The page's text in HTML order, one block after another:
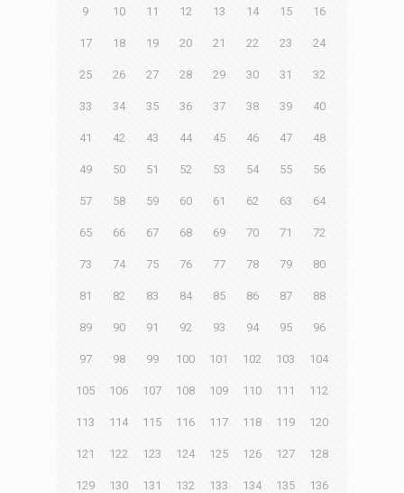
9 10 11 12 13 14 15 16
17 18 19 20 21 22 23 24
25 26 27 28 29 30 31 32
33 34 35 36 37 38 39 40
41 42 43 44 45 46 47 48
49 50 51 52 53 54 55 56
57 58 59 60 61 62 63 64
65 66 67 68 69 70 71 72
73 74 75 76 77 78 79 80
81 82 83 84 85 86 87 88
89 90 91 92 93 94 95 96
97 98 99 100 101 102 103 104
105 106 107 108 109 110 111 112
113 114 115 116 117 118 119 120
121 122 123 124 125 126 127 128
129 130 131 132 133 134 135 136